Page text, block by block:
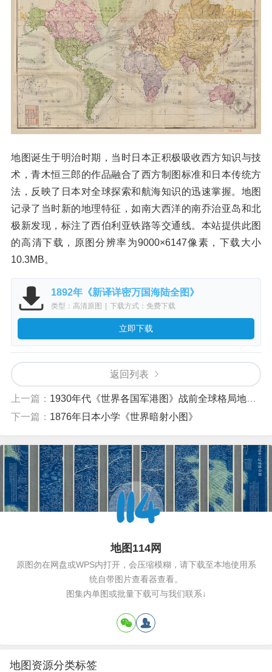
地图诞生于明治时期，当时日本正积极吸收西方知识与技
术，青木恒三郎的作品融合了西方制图标准和日本传统方
法，反映了日本对全球探索和航海知识的迅速掌握。地图
记录了当时新的地理特征，如南大西洋的南乔治亚岛和北
极新发现，标注了西伯利亚铁路等交通线。本站提供此图
的高清下载，原图分辨率为9000×6147像素，下载大小
10.3MB。
1892年《新译详密万国海陆全图》
类型：高清原图 | 下载方式：免费下载
立即下载
返回列表
上一篇： 1930年代《世界各国军港图》战前全球格局地理详图
下一篇： 1876年日本小学《世界暗射小图》
地图114网
原图勿在网盘或WPS内打开，会压缩模糊，请下载至本地使用系
统自带图片查看器查看。
图集内单图或批量下载可与我们联系↓
地图资源分类标签